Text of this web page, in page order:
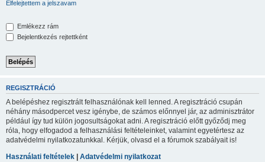
Elfelejtettem a jelszavam
Emlékezz rám
Bejelentkezés rejtettként
REGISZTRÁCIÓ
A belépéshez regisztrált felhasználónak kell lenned. A regisztráció csupán
néhány másodpercet vesz igénybe, de számos előnnyel jár, az adminisztrátor
például így tud külön jogosultságokat adni. A regisztráció előtt győződj meg
róla, hogy elfogadod a felhasználási feltételeinket, valamint egyetértesz az
adatvédelmi nyilatkozatunkkal. Kérjük, olvasd el a fórumok szabályait is!
Használati feltételek | Adatvédelmi nyilatkozat